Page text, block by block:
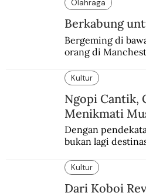
Olahraga
Berkabung
Bergeming di
orang di
menimpa MU.
Kultur
Ngopi Cantik,
Menikmati
Dengan
bukan lagi
Kultur
Dari Koboi